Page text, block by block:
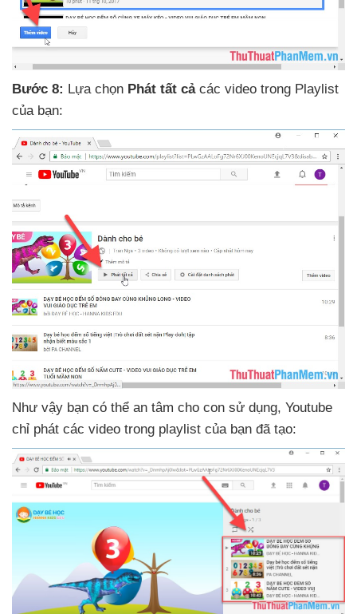
Bước 8: Lựa chọn Phát tất cả các video trong Playlist
của bạn:
Như vậy bạn có thể an tâm cho con sử dụng, Youtube
chỉ phát các video trong playlist của bạn đã tạo: